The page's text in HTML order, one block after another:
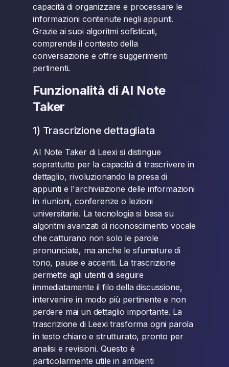
capacità di organizzare e processare le
informazioni contenute negli appunti.
Grazie ai suoi algoritmi sofisticati,
comprende il contesto della
conversazione e offre suggerimenti
pertinenti.
Funzionalità di AI Note
Taker
1) Trascrizione dettagliata
AI Note Taker di Leexi si distingue
soprattutto per la capacità di trascrivere in
dettaglio, rivoluzionando la presa di
appunti e l'archiviazione delle informazioni
in riunioni, conferenze o lezioni
universitarie. La tecnologia si basa su
algoritmi avanzati di riconoscimento vocale
che catturano non solo le parole
pronunciate, ma anche le sfumature di
tono, pause e accenti. La trascrizione
permette agli utenti di seguire
immediatamente il filo della discussione,
intervenire in modo più pertinente e non
perdere mai un dettaglio importante. La
trascrizione di Leexi trasforma ogni parola
in testo chiaro e strutturato, pronto per
analisi e revisioni. Questo è
particolarmente utile in ambienti